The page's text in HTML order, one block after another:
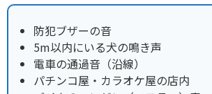
防犯ブザーの音
5m以内にいる犬の鳴き声
電車の通過音（沿線）
パチンコ屋・カラオケ屋の店内